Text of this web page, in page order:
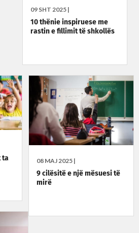
09 SHT 2025 |
10 thënie inspiruese me
rastin e fillimit të shkollës
08 MAJ 2025 |
9 cilësitë e një mësuesi të
mirë
ta